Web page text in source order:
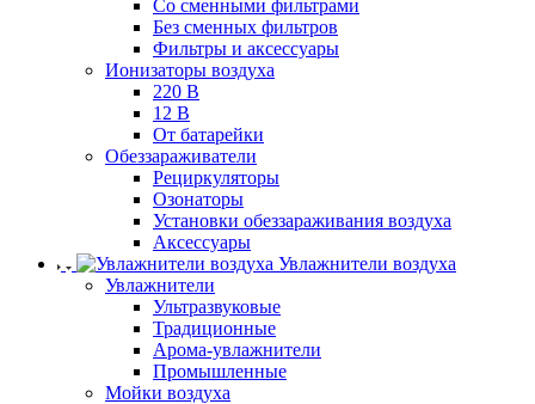
Cо сменными фильтрами
Без сменных фильтров
Фильтры и аксессуары
Ионизаторы воздуха
220 В
12 В
От батарейки
Обеззараживатели
Рециркуляторы
Озонаторы
Установки обеззараживания воздуха
Аксессуары
Увлажнители воздуха
Увлажнители
Ультразвуковые
Традиционные
Арома-увлажнители
Промышленные
Мойки воздуха